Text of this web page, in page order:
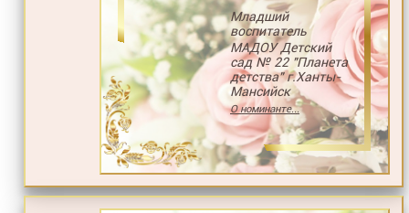
Младший
воспитатель
МАДОУ Детский
сад № 22 "Планета
детства" г.Ханты-
Мансийск
О номинанте...